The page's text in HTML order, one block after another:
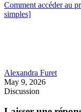
Comment accéder au
simples]
Alexandra Furet
May 9, 2026
Discussion